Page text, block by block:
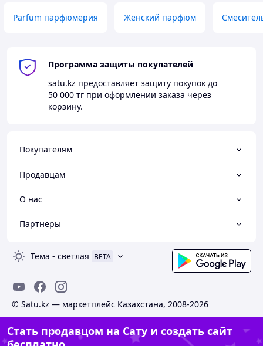
Parfum парфюмерия Женский парфюм
Программа защиты покупателей
satu.kz предоставляет защиту покупок до
50 000 тг при оформлении заказа через
корзину.
Покупателям
Продавцам
О нас
Партнеры
Тема - светлая BETA
© Satu.kz — маркетплейс Казахстана, 2008-2026
Стать продавцом на Сату и создать сайт